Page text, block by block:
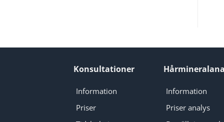
Konsultationer
Information
Priser
Information
Priser analys